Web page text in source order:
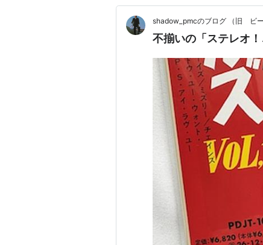
shadow_pmcのブログ （旧 ビー
不揃いの「ステレオ